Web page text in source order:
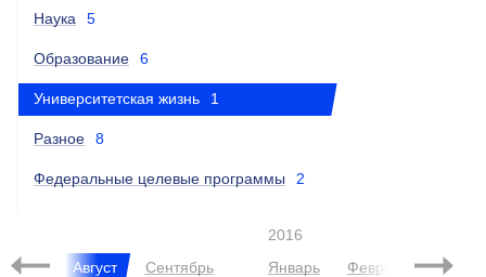
Наука 5
Образование 6
Университетская жизнь 1
Разное 8
Федеральные целевые программы 2
Июнь Август Сентябрь
2016
Январь
Февраль Март